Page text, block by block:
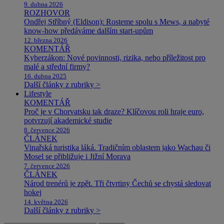
9. dubna 2026
ROZHOVOR
Ondřej Stříbný (Eldison): Rosteme spolu s Mews, a nabyté
know-how předáváme dalším start-upům
12. března 2026
KOMENTÁŘ
Kyberzákon: Nové povinnosti, rizika, nebo příležitost pro
malé a střední firmy?
16. dubna 2025
Další články z rubriky >
Lifestyle
KOMENTÁŘ
Proč je v Chorvatsku tak draze? Klíčovou roli hraje euro,
potvrzují akademické studie
8. července 2026
ČLÁNEK
Vinařská turistika láká. Tradičním oblastem jako Wachau či
Mosel se přibližuje i Jižní Morava
7. července 2026
ČLÁNEK
Národ trenérů je zpět. Tři čtvrtiny Čechů se chystá sledovat
hokej
14. května 2026
Další články z rubriky >